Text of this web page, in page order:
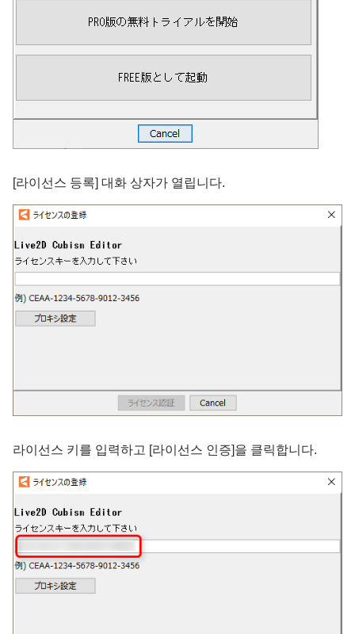
[라이선스 등록] 대화 상자가 열립니다.
라이선스 키를 입력하고 [라이선스 인증]을 클릭합니다.